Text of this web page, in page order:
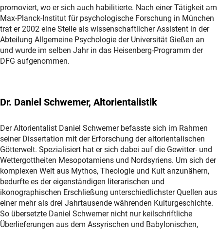
promoviert, wo er sich auch habilitierte. Nach einer Tätigkeit am
Max-Planck-Institut für psychologische Forschung in München
trat er 2002 eine Stelle als wissenschaftlicher Assistent in der
Abteilung Allgemeine Psychologie der Universität Gießen an
und wurde im selben Jahr in das Heisenberg-Programm der
DFG aufgenommen.
Dr. Daniel Schwemer, Altorientalistik
Der Altorientalist Daniel Schwemer befasste sich im Rahmen
seiner Dissertation mit der Erforschung der altorientalischen
Götterwelt. Spezialisiert hat er sich dabei auf die Gewitter- und
Wettergottheiten Mesopotamiens und Nordsyriens. Um sich der
komplexen Welt aus Mythos, Theologie und Kult anzunähern,
bedurfte es der eigenständigen literarischen und
ikonographischen Erschließung unterschiedlichster Quellen aus
einer mehr als drei Jahrtausende währenden Kulturgeschichte.
So übersetzte Daniel Schwemer nicht nur keilschriftliche
Überlieferungen aus dem Assyrischen und Babylonischen,